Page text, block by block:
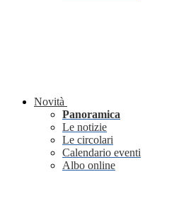
Novità
Panoramica
Le notizie
Le circolari
Calendario eventi
Albo online